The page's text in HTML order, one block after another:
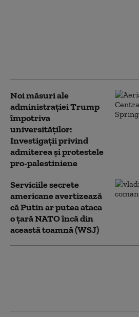
Noi măsuri ale
administrației Trump
împotriva
universităților:
Investigații privind
admiterea și protestele
pro-palestiniene
Serviciile secrete
americane avertizează
că Putin ar putea ataca
o țară NATO încă din
această toamnă (WSJ)